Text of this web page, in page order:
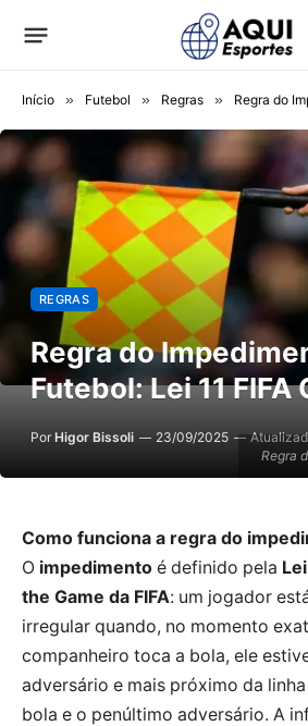
Início » Futebol » Regras » Regra do
Regra
REGRAS
Regra do
Futebol: Lei 11 FIFA
Por Higor Bissoli 23/09/2025
Como funciona a regra do
O impedimento é definido pela
the Game da FIFA: um jogador
irregular quando, no momento
companheiro toca a bola, ele
adversário e mais próximo da
bola e o penúltimo adversário. A